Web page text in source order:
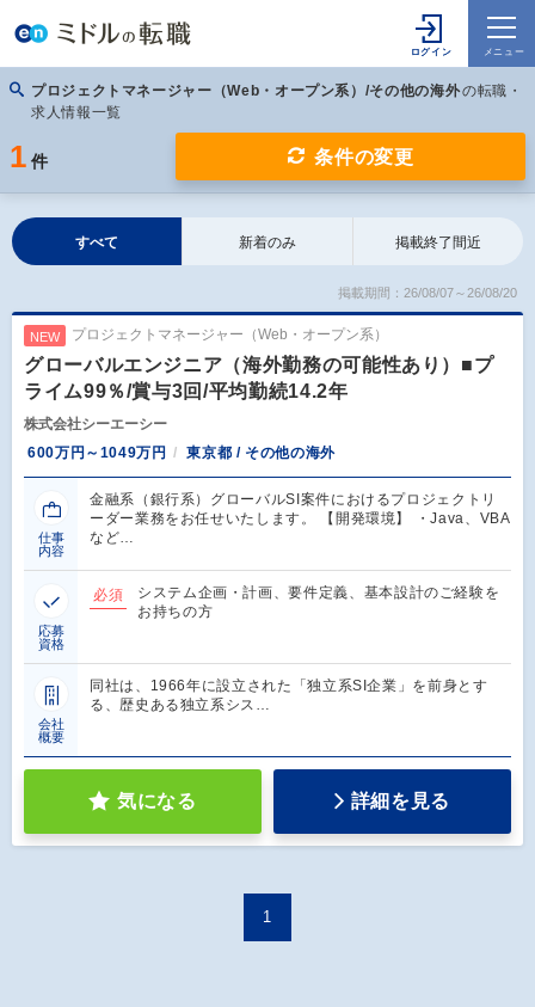
プロジェクトマネージャー（Web・オープン系）/その他の海外の転職・
求人情報一覧
1 件 条件の変更
すべて 新着のみ 掲載終了間近
掲載期間：26/08/07～26/08/20
NEW プロジェクトマネージャー（Web・オープン系）
グローバルエンジニア（海外勤務の可能性あり）■プ
ライム99％/賞与3回/平均勤続14.2年
株式会社シーエーシー
600万円～1049万円
東京都 / その他の海外
仕事
内容
金融系（銀行系）グローバルSI案件におけるプロジェクトリ
ーダー業務をお任せいたします。 【開発環境】 ・Java、VBA
など…
応募
資格
必須
システム企画・計画、要件定義、基本設計のご経験を
お持ちの方
会社
概要
同社は、1966年に設立された「独立系SI企業」を前身とす
る、歴史ある独立系シス…
気になる 詳細を見る
1